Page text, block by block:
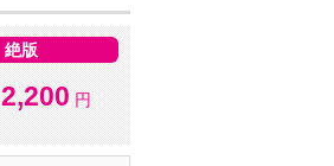
絶版
2,200 円